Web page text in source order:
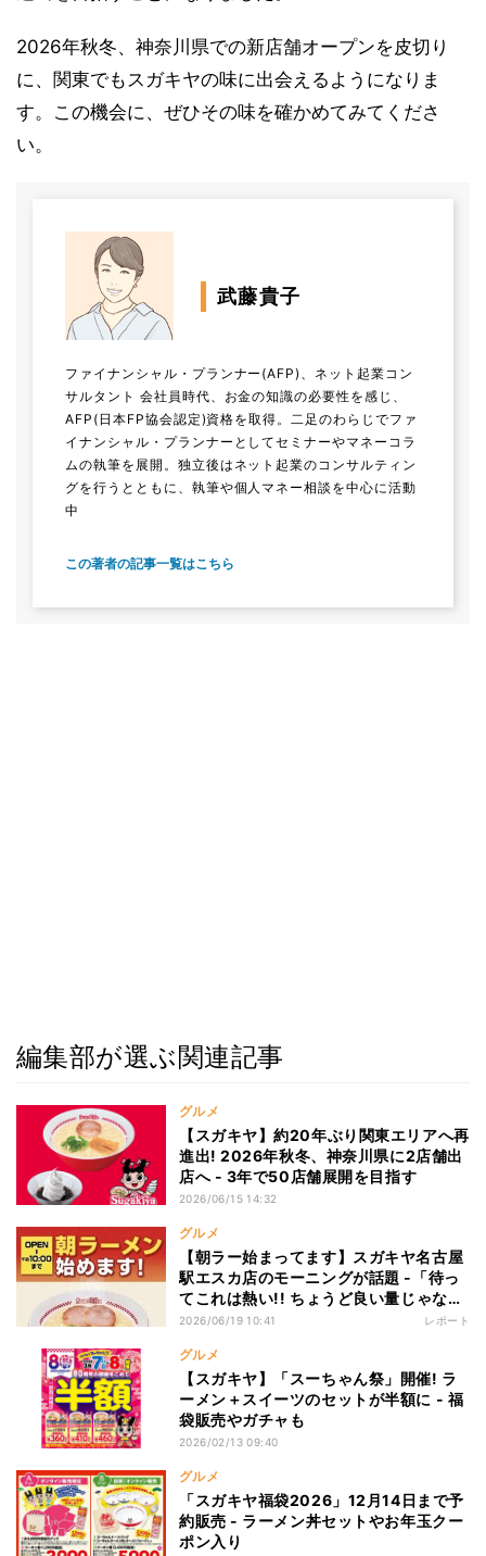
2026年秋冬、神奈川県での新店舗オープンを皮切り
に、関東でもスガキヤの味に出会えるようになりま
す。この機会に、ぜひその味を確かめてみてくださ
い。
武藤貴子
ファイナンシャル・プランナー(AFP)、ネット起業コン
サルタント 会社員時代、お金の知識の必要性を感じ、
AFP(日本FP協会認定)資格を取得。二足のわらじでファ
イナンシャル・プランナーとしてセミナーやマネーコラ
ムの執筆を展開。独立後はネット起業のコンサルティン
グを行うとともに、執筆や個人マネー相談を中心に活動
中
この著者の記事一覧はこちら
編集部が選ぶ関連記事
グルメ
【スガキヤ】約20年ぶり関東エリアへ再
進出! 2026年秋冬、神奈川県に2店舗出
店へ - 3年で50店舗展開を目指す
2026/06/15 14:32
グルメ
【朝ラー始まってます】スガキヤ名古屋
駅エスカ店のモーニングが話題 -「待っ
てこれは熱い!! ちょうど良い量じゃない
か」「明日の朝ごはんはこれだ!」の声
2026/06/19 10:41 レポート
グルメ
【スガキヤ】「スーちゃん祭」開催! ラ
ーメン＋スイーツのセットが半額に - 福
袋販売やガチャも
2026/02/13 09:40
グルメ
「スガキヤ福袋2026」12月14日まで予
約販売 - ラーメン丼セットやお年玉クー
ポン入り